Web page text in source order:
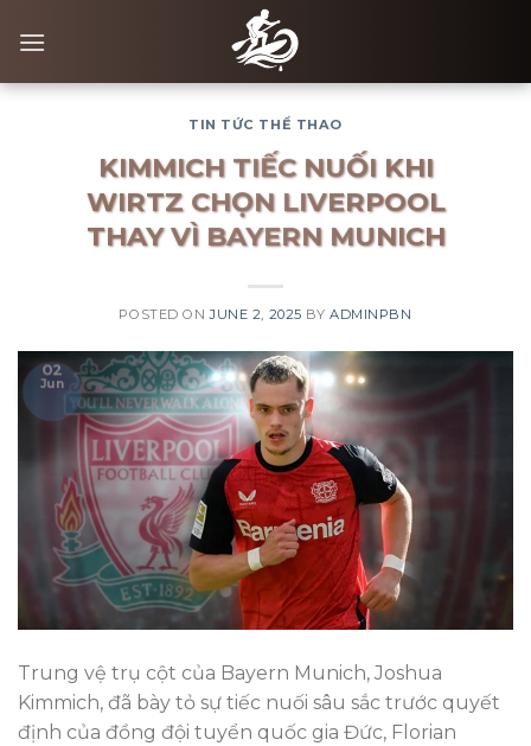
TIN TỨC THỂ THAO
KIMMICH TIẾC NUỐI KHI
WIRTZ CHỌN LIVERPOOL
THAY VÌ BAYERN MUNICH
POSTED ONJUNE 2, 2025 BYADMINPBN
02
Jun
Trung vệ trụ cột của Bayern Munich, Joshua
Kimmich, đã bày tỏ sự tiếc nuối sâu sắc trước quyết
định của đồng đội tuyển quốc gia Đức, Florian